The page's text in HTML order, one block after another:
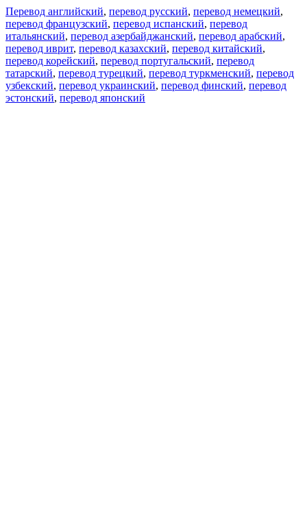
Перевод английский, перевод русский, перевод немецкий,
перевод французский, перевод испанский, перевод
итальянский, перевод азербайджанский, перевод арабский,
перевод иврит, перевод казахский, перевод китайский,
перевод корейский, перевод португальский, перевод
татарский, перевод турецкий, перевод туркменский, перевод
узбекский, перевод украинский, перевод финский, перевод
эстонский, перевод японский